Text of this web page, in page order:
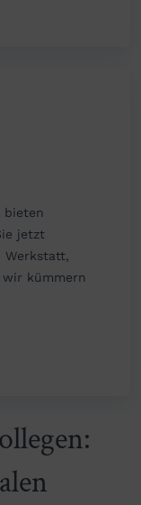
bieten
jetzt
Werkstatt,
wir kümmern